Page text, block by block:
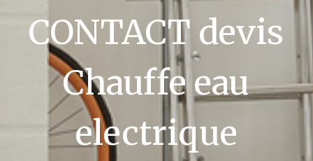
CONTACT devis
Chauffe eau
electrique